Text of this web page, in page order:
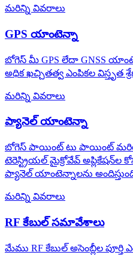
మరిన్ని వివరాలు
GPS యాంటెన్నా
బోగెస్ మీ GPS లేదా GNSS
అధిక ఖచ్చితత్వ ఎంపికల విస్తృత
మరిన్ని వివరాలు
ప్యానెల్ యాంటెన్నా
బోగెస్ పాయింట్ టు పాయింట్
టెరెస్ట్రియల్ మైక్రోవేవ్ అప్లికేషన్‌ల
ప్యానెల్ యాంటెన్నాలను
మరిన్ని వివరాలు
RF కేబుల్ సమావేశాలు
మేము RF కేబుల్ అసెంబ్లీల పూర్తి